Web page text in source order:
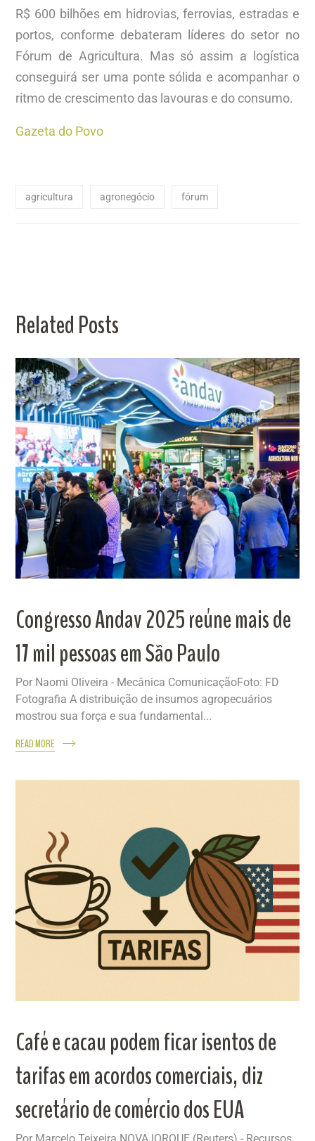
R$ 600 bilhões em hidrovias, ferrovias, estradas e
portos, conforme debateram líderes do setor no
Fórum de Agricultura. Mas só assim a logística
conseguirá ser uma ponte sólida e acompanhar o
ritmo de crescimento das lavouras e do consumo.
Gazeta do Povo
agricultura agronegócio fórum
Related Posts
Congresso Andav 2025 reúne mais de
17 mil pessoas em São Paulo
Por Naomi Oliveira - Mecânica ComunicaçãoFoto: FD
Fotografia A distribuição de insumos agropecuários
mostrou sua força e sua fundamental...
READ MORE
Café e cacau podem ficar isentos de
tarifas em acordos comerciais, diz
secretário de comércio dos EUA